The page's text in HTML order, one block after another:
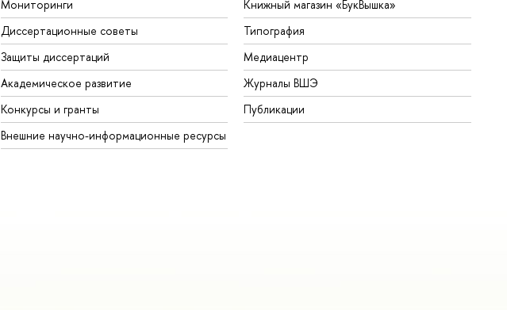
Мониторинги
Диссертационные советы
Защиты диссертаций
Академическое развитие
Конкурсы и гранты
Внешние научно-информационные ресурсы
Книжный магазин «БукВышка»
Типография
Медиацентр
Журналы ВШЭ
Публикации